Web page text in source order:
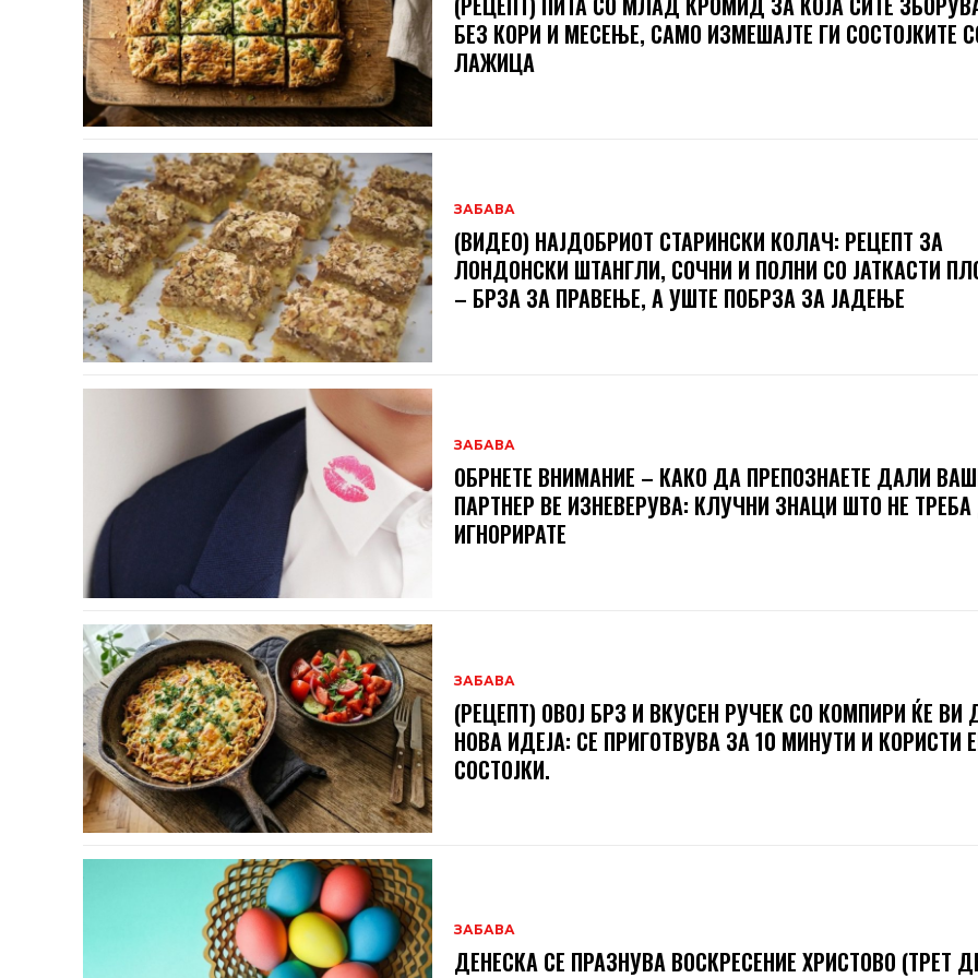
БЕЗ КОРИ И МЕСЕЊЕ, САМО ИЗМЕШАЈТЕ ГИ СОСТОЈКИТЕ
ЛАЖИЦА
ЗАБАВА
(ВИДЕО) НАЈДОБРИОТ СТАРИНСКИ КОЛАЧ: РЕЦЕПТ ЗА
ЛОНДОНСКИ ШТАНГЛИ, СОЧНИ И ПОЛНИ СО ЈАТКАСТИ
– БРЗА ЗА ПРАВЕЊЕ, А УШТЕ ПОБРЗА ЗА ЈАДЕЊЕ
ЗАБАВА
ОБРНЕТЕ ВНИМАНИЕ – КАКО ДА ПРЕПОЗНАЕТЕ ДАЛИ
ПАРТНЕР ВЕ ИЗНЕВЕРУВА: КЛУЧНИ ЗНАЦИ ШТО НЕ
ИГНОРИРАТЕ
ЗАБАВА
(РЕЦЕПТ) ОВОЈ БРЗ И ВКУСЕН РУЧЕК СО КОМПИРИ ЌЕ ВИ
НОВА ИДЕЈА: СЕ ПРИГОТВУВА ЗА 10 МИНУТИ И КОРИСТИ
СОСТОЈКИ.
ЗАБАВА
ДЕНЕСКА СЕ ПРАЗНУВА ВОСКРЕСЕНИЕ ХРИСТОВО (ТРЕТ